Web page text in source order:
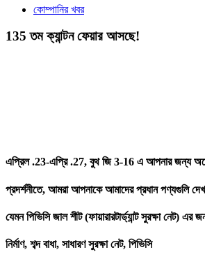
কোম্পানির খবর
135 তম ক্যান্টন ফেয়ার আসছে!
এপ্রিল .23-এপ্রি .27, বুথ জি 3-16 এ আপনার জন্য
প্রদর্শনীতে, আমরা আপনাকে আমাদের প্রধান পণ্যগুলি
যেমন পিভিসি জাল শীট (ফায়ারারটার্ড্যান্ট সুরক্ষা নেট) এর
নির্মাণ, শব্দ বাধা, সাধারণ সুরক্ষা নেট, পিভিসি